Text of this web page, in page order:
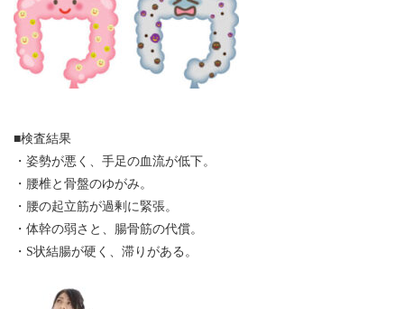
■検査結果
・姿勢が悪く、手足の血流が低下。
・腰椎と骨盤のゆがみ。
・腰の起立筋が過剰に緊張。
・体幹の弱さと、腸骨筋の代償。
・S状結腸が硬く、滞りがある。